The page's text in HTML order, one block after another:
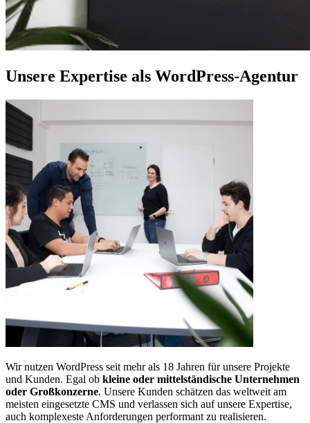
Unsere Expertise als WordPress-Agentur
Wir nutzen WordPress seit mehr als 18 Jahren für unsere Projekte
und Kunden. Egal ob kleine oder mittelständische Unternehmen
oder Großkonzerne. Unsere Kunden schätzen das weltweit am
meisten eingesetzte CMS und verlassen sich auf unsere Expertise,
auch komplexeste Anforderungen performant zu realisieren.